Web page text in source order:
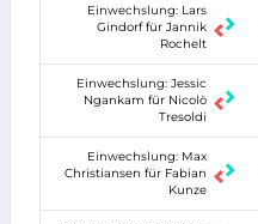
Einwechslung: Lars
Gindorf für Jannik
Rochelt
Einwechslung: Jessic
Ngankam für Nicolò
Tresoldi
Einwechslung: Max
Christiansen für Fabian
Kunze